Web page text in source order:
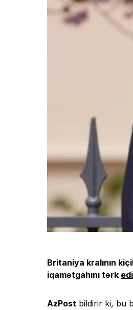
Britaniya kralının
iqamətgahını tərk
AzPost bildirir ki, bu